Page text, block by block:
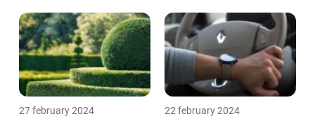
27 february 2024 22 february 2024